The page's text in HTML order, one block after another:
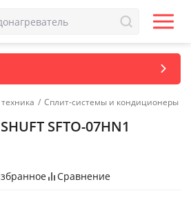
/ Сплит-системы и кондиционеры
SFTO-07HN1
Сравнение